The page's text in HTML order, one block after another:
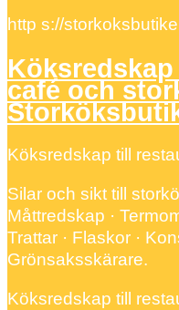
http s://
café och
Köksredskap till
Silar och sikt till
Måttredskap ·
Trattar · Flaskor ·
Grönsaksskärare.
Köksredskap till